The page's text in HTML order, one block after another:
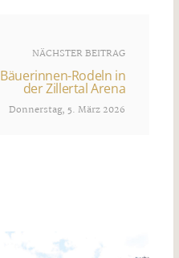
NÄCHSTER BEITRAG
Bäuerinnen-Rodeln in
der Zillertal Arena
Donnerstag, 5. März 2026